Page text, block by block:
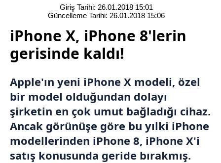
Giriş Tarihi: 26.01.2018 15:01
Güncelleme Tarihi: 26.01.2018 15:06
iPhone X, iPhone 8'lerin
gerisinde kaldı!
Apple'ın yeni iPhone X modeli, özel
bir model olduğundan dolayı
şirketin en çok umut bağladığı cihaz.
Ancak görünüşe göre bu yılki iPhone
modellerinden iPhone 8, iPhone X'i
satış konusunda geride bırakmış.